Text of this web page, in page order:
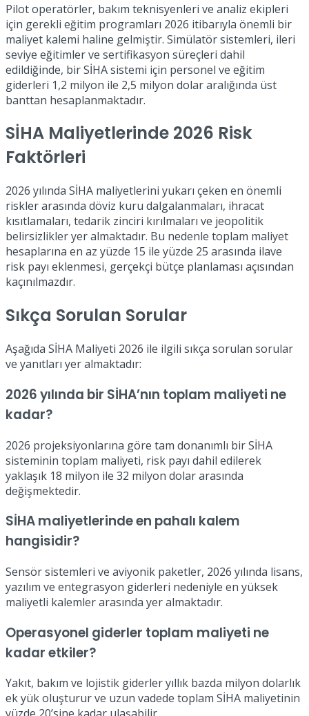
Pilot operatörler, bakım teknisyenleri ve analiz ekipleri
için gerekli eğitim programları 2026 itibarıyla önemli bir
maliyet kalemi haline gelmiştir. Simülatör sistemleri, ileri
seviye eğitimler ve sertifikasyon süreçleri dahil
edildiğinde, bir SİHA sistemi için personel ve eğitim
giderleri 1,2 milyon ile 2,5 milyon dolar aralığında üst
banttan hesaplanmaktadır.
SİHA Maliyetlerinde 2026 Risk
Faktörleri
2026 yılında SİHA maliyetlerini yukarı çeken en önemli
riskler arasında döviz kuru dalgalanmaları, ihracat
kısıtlamaları, tedarik zinciri kırılmaları ve jeopolitik
belirsizlikler yer almaktadır. Bu nedenle toplam maliyet
hesaplarına en az yüzde 15 ile yüzde 25 arasında ilave
risk payı eklenmesi, gerçekçi bütçe planlaması açısından
kaçınılmazdır.
Sıkça Sorulan Sorular
Aşağıda SİHA Maliyeti 2026 ile ilgili sıkça sorulan sorular
ve yanıtları yer almaktadır:
2026 yılında bir SİHA’nın toplam maliyeti ne
kadar?
2026 projeksiyonlarına göre tam donanımlı bir SİHA
sisteminin toplam maliyeti, risk payı dahil edilerek
yaklaşık 18 milyon ile 32 milyon dolar arasında
değişmektedir.
SİHA maliyetlerinde en pahalı kalem
hangisidir?
Sensör sistemleri ve aviyonik paketler, 2026 yılında lisans,
yazılım ve entegrasyon giderleri nedeniyle en yüksek
maliyetli kalemler arasında yer almaktadır.
Operasyonel giderler toplam maliyeti ne
kadar etkiler?
Yakıt, bakım ve lojistik giderler yıllık bazda milyon dolarlık
ek yük oluşturur ve uzun vadede toplam SİHA maliyetinin